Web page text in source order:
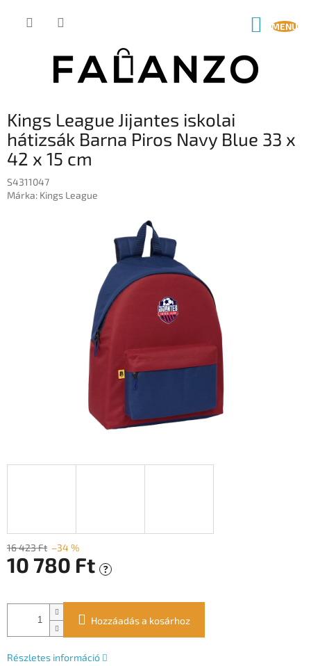
KOSÁR
Kings League Jijantes iskolai
hátizsák Barna Piros Navy Blue 33 x
42 x 15 cm
S4311047
Márka: Kings League
16 423 Ft –34 %
10 780 Ft ?
Hozzáadás a kosárhoz
Részletes információ